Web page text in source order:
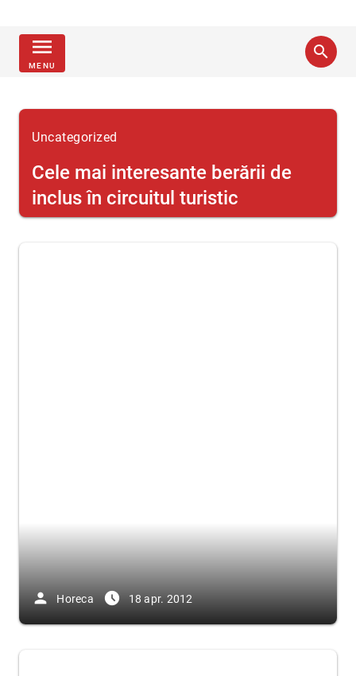
menu
MENU
search
Uncategorized
Cele mai interesante berării de
inclus în circuitul turistic
person Horeca access_time_filled 18 apr. 2012